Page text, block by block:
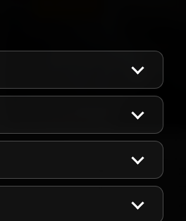
Projecteurs à tête mobile
projecteurs à tête mobile
intempéries pour les